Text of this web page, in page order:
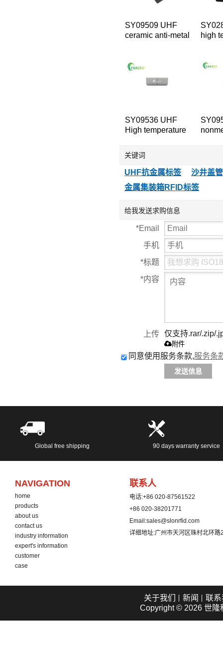
SY09509 UHF
ceramic anti-metal
high
SY09536 UHF
High temperature
Devices table
关键词
UHF抗金属标签
沙井盖
金属集装箱RFID标签
给我发送求购信息
*Email
手机
*标题
*内容
上传 仅支持.rar/.zip/
附件
同意使用服务条款,服务条
发送信息
Global free shipping 90 days warranty service
NAVIGATION
home
products
about us
contact us
industry information
expert's information
customer
case
联系人
电话:+86 020-87561522
+86 020-38201771
Email:sales@slonrfid.com
详细地址:广州市天河区珠村北环
关于我们 新闻
联
Copyright © 2026 世隆